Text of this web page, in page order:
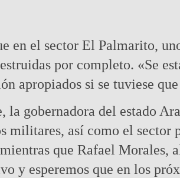
en el sector El Palmarito,
por completo. «Se
apropiados si se tuviese
la gobernadora del estado
militares, así como el sector
que Rafael Morales,
y esperemos que en los